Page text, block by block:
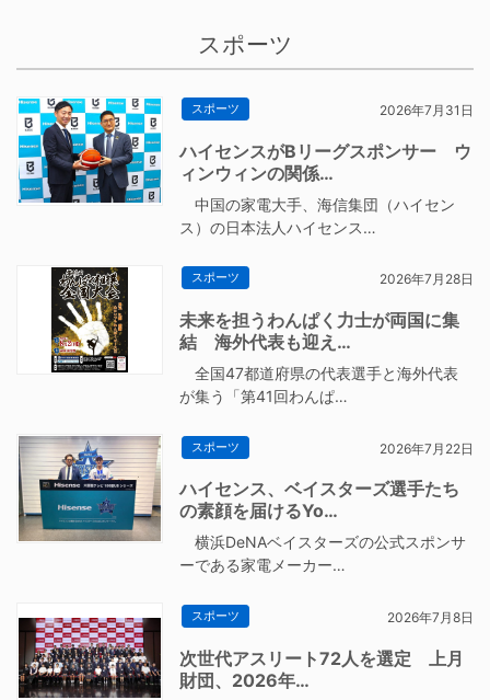
スポーツ
スポーツ 2026年7月31日
ハイセンスがBリーグスポンサー ウ
ィンウィンの関係…
中国の家電大手、海信集団（ハイセン
ス）の日本法人ハイセンス…
スポーツ 2026年7月28日
未来を担うわんぱく力士が両国に集
結 海外代表も迎え…
全国47都道府県の代表選手と海外代表
が集う「第41回わんぱ…
スポーツ 2026年7月22日
ハイセンス、ベイスターズ選手たち
の素顔を届けるYo…
横浜DeNAベイスターズの公式スポンサ
ーである家電メーカー…
スポーツ 2026年7月8日
次世代アスリート72人を選定 上月
財団、2026年…